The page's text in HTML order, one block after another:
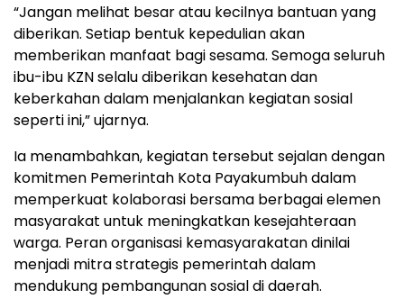
“Jangan melihat besar atau kecilnya bantuan yang
diberikan. Setiap bentuk kepedulian akan
memberikan manfaat bagi sesama. Semoga seluruh
ibu-ibu KZN selalu diberikan kesehatan dan
keberkahan dalam menjalankan kegiatan sosial
seperti ini,” ujarnya.
Ia menambahkan, kegiatan tersebut sejalan dengan
komitmen Pemerintah Kota Payakumbuh dalam
memperkuat kolaborasi bersama berbagai elemen
masyarakat untuk meningkatkan kesejahteraan
warga. Peran organisasi kemasyarakatan dinilai
menjadi mitra strategis pemerintah dalam
mendukung pembangunan sosial di daerah.